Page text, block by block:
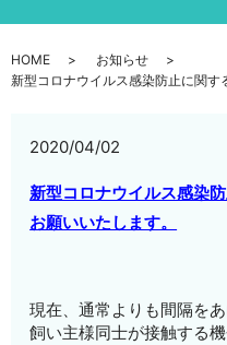
HOME
お知らせ
新型コロナウイルス感染防止に関す
2020/04/02
新型コロナウイルス感染
お願いいたします。
現在、通常よりも間隔を
飼い主様同士が接触する